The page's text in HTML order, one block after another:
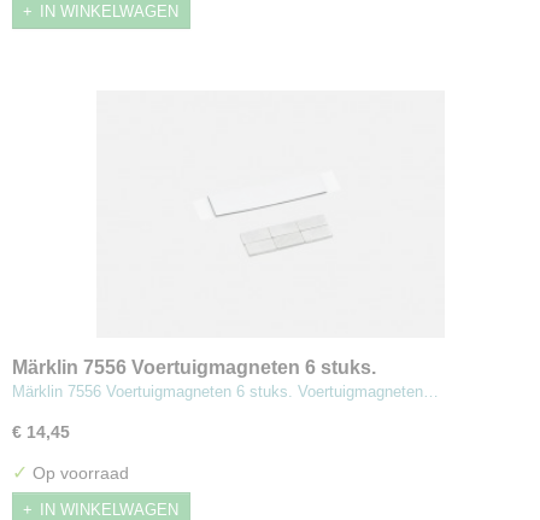
IN WINKELWAGEN
Märklin 7556 Voertuigmagneten 6 stuks.
Märklin 7556 Voertuigmagneten 6 stuks. Voertuigmagneten…
€ 14,45
✓ Op voorraad
IN WINKELWAGEN